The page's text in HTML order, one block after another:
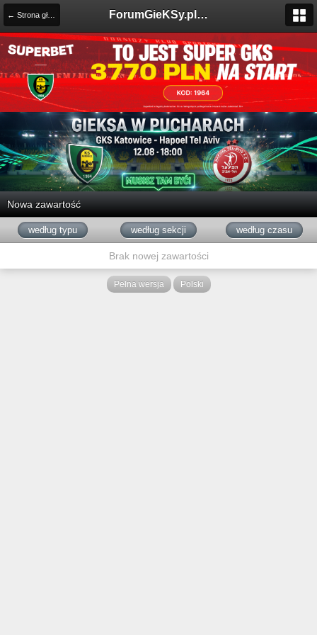
← Strona główna ForumGieKSy.pl - Oficjalne forum kibiców GKS Katowice
Nowa zawartość
według typu według sekcji według czasu
Brak nowej zawartości
Pełna wersja Polski